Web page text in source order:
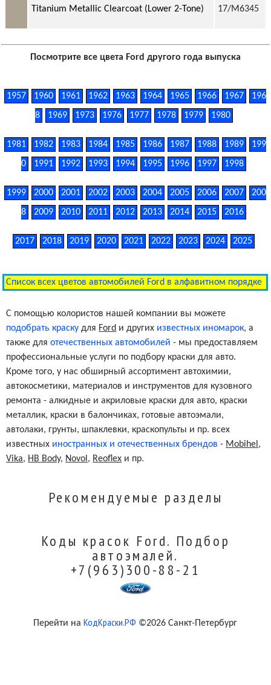
Titanium Metallic Clearcoat (Lower 2-Tone) 17/M6345
Посмотрите все цвета Ford другого года выпуска
1957 1960 1961 1962 1963 1964 1965 1966 1967
196
8
1969 1973 1976 1977 1978 1979 1980
1981 1982 1983 1984 1985 1986 1987 1988 1989
199
0
1991 1992 1993 1994 1995 1996 1997 1998
1999 2000 2001 2002 2003 2004 2005 2006 2007
200
8
2009 2010 2011 2012 2013 2014 2015 2016
2017 2018 2019 2020 2021 2022 2023 2024 2025
Список всех цветов автомобилей Ford в алфавитном порядке
С помощью колористов нашей компании вы можете
подобрать краску для Ford и других известных иномарок, а
также дляотечественных автомобилей - мы предоставляем
профессиональные услуги по подбору краски для авто.
Кроме того, у нас обширный ассортимент автохимии,
автокосметики, материалов и инструментов для кузовного
ремонта - алкидные и акриловые краски для авто, краски
металлик, краски в балончиках, готовые автоэмали,
автолаки, грунты, шпаклевки, краскопульты и пр. всех
известных иностранных и отечественных брендов - Mobihel ,
Vika, HB Body, Novol , Reoflex и пр.
Рекомендуемые разделы
Коды красок Ford. Подбор
автоэмалей.
+7(963)300-88-21
Перейти наКодКраски.РФ ©2026 Санкт-Петербург